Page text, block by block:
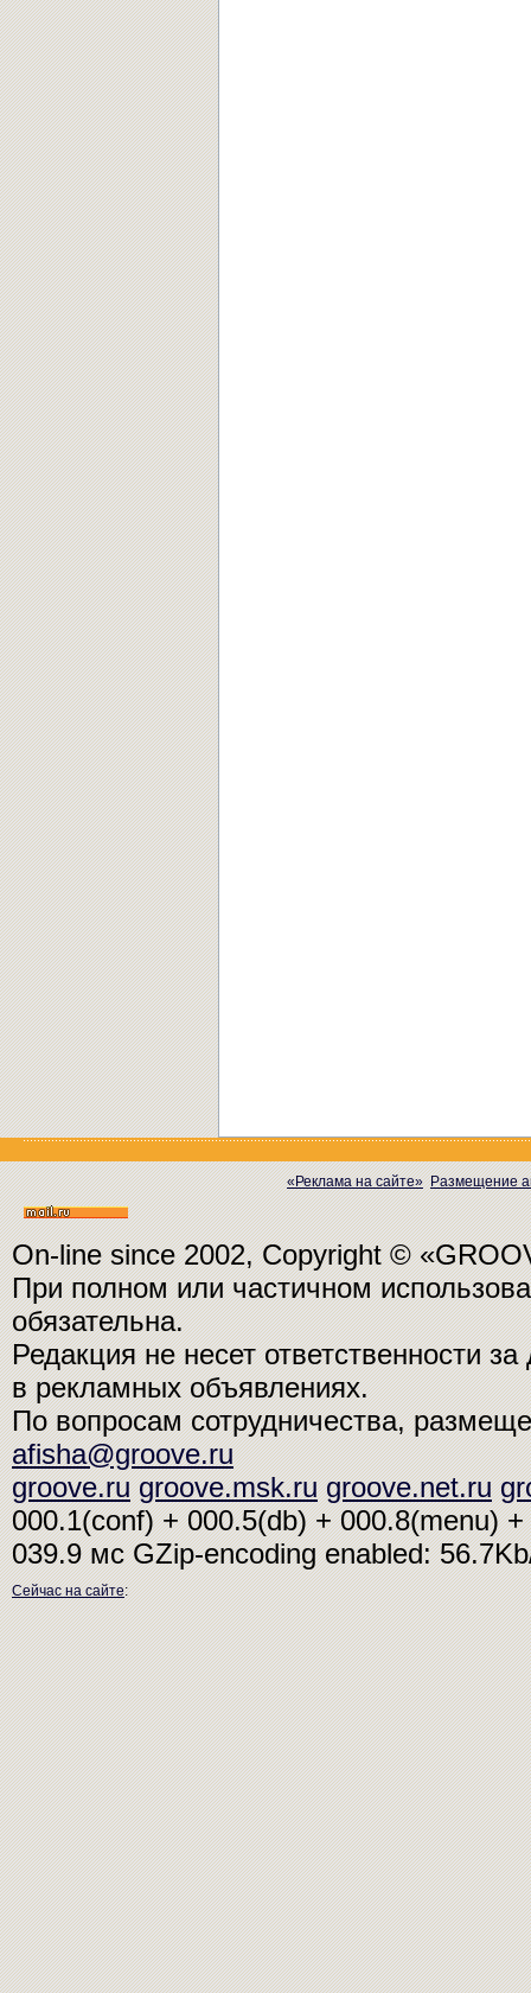
«Реклама на сайте» Размещение
On-line since 2002, Copyright ©
При полном или частичном
обязательна.
Редакция не несет ответственности
в рекламных объявлениях.
По вопросам сотрудничества,
afisha@groove.ru
groove.ru groove.msk.ru groove.net.ru
000.1(conf) + 000.5(db) + 000.8(menu)
039.9 мсGZip-encoding enabled:
Сейчас на сайте: